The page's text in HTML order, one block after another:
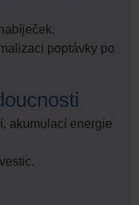
poptávky po
akumulací energie